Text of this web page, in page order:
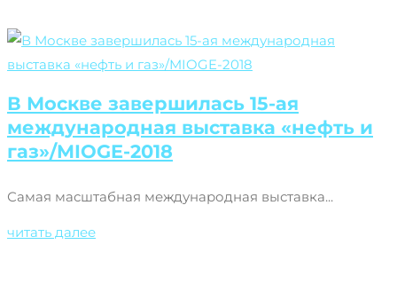
В Москве завершилась 15-ая
международная выставка «нефть и
газ»/MIOGE-2018
Самая масштабная международная выставка...
читать далее